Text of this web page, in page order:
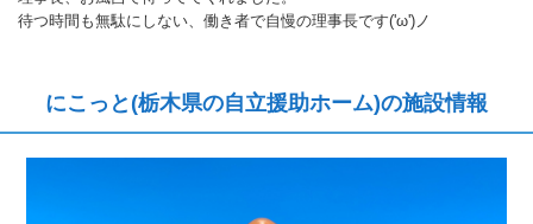
待つ時間も無駄にしない、働き者で自慢の理事長です('ω')ノ
にこっと(栃木県の自立援助ホーム)の施設情報